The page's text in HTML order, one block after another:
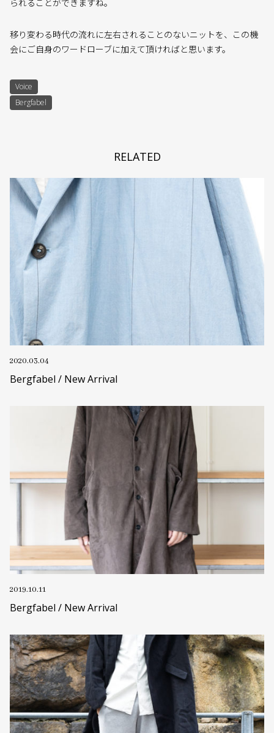
られることができますね。
移り変わる時代の流れに左右されることのないニットを、この機
会にご自身のワードローブに加えて頂ければと思います。
Voice
Bergfabel
RELATED
2020.03.04
Bergfabel / New Arrival
2019.10.11
Bergfabel / New Arrival